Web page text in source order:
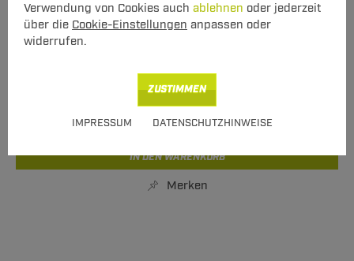
Verwendung von Cookies auch ablehnen oder jederzeit
über die Cookie-Einstellungen anpassen oder
widerrufen.
IMPRESSUM DATENSCHUTZHINWEISE
ZUSTIMMEN
Art.-Nr.
T24ZT1323-1
Unser Preis
Express Lieferung
IN DEN WARENKORB
Merken